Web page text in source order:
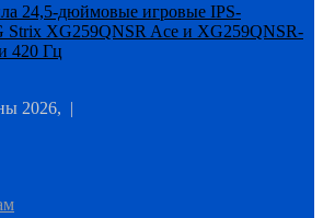
24,5-дюймовые игровые IPS-
Strix XG259QNSR Ace и XG259QNSR-
420 Гц
2026, |